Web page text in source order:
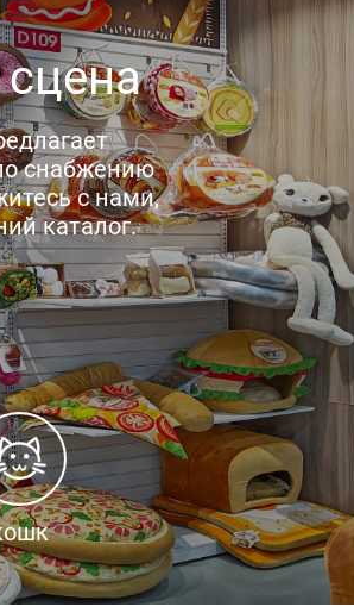
снабжению
с нами,
каталог.